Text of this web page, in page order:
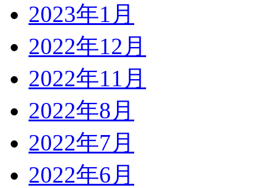
2023年1月
2022年12月
2022年11月
2022年8月
2022年7月
2022年6月